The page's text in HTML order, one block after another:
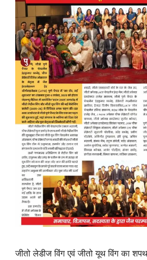
जीतो लेडीज विंग एवं जीतो यूथ विंग का